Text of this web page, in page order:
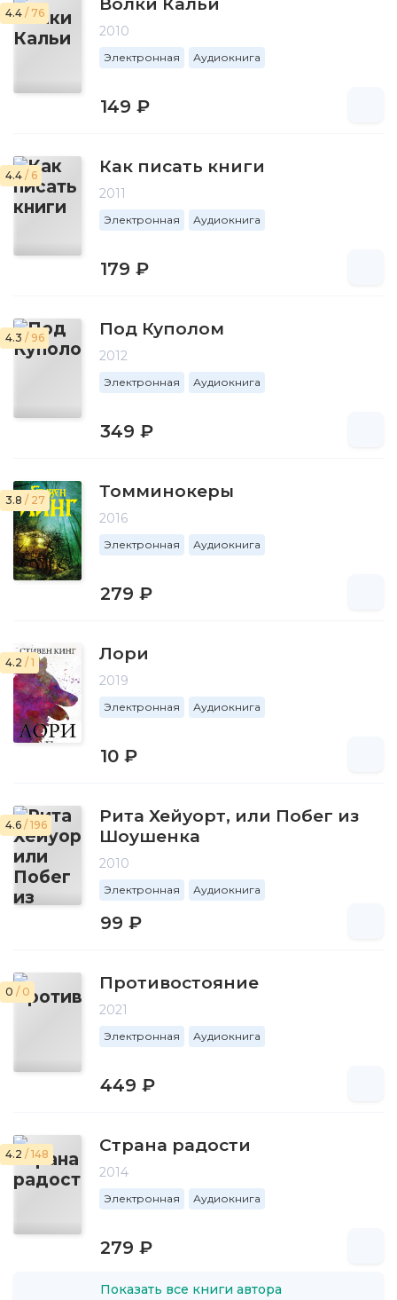
4.4 / 76 Волки Кальи
2010
Электронная Аудиокнига
149 ₽
4.4 / 6 Как писать книги
2011
Электронная Аудиокнига
179 ₽
4.3 / 96 Под Куполом
2012
Электронная Аудиокнига
349 ₽
3.8 / 27 Томминокеры
2016
Электронная Аудиокнига
279 ₽
4.2 / 1 Лори
2019
Электронная Аудиокнига
10 ₽
4.6 / 196
Рита Хейуорт, или Побег из
Шоушенка
2010
Электронная Аудиокнига
99 ₽
0 / 0 Противостояние
2021
Электронная Аудиокнига
449 ₽
4.2 / 148 Страна радости
2014
Электронная Аудиокнига
279 ₽
Показать все книги автора